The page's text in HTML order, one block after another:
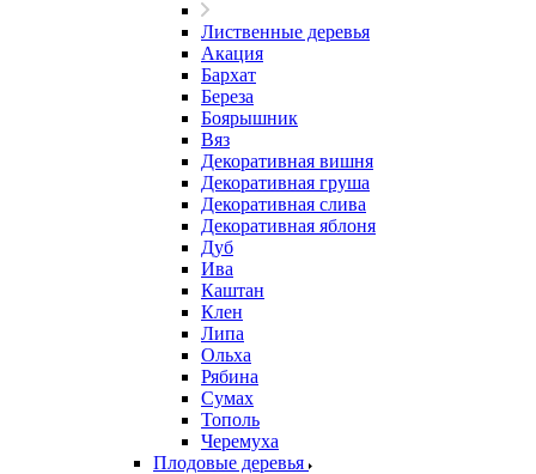
Лиственные деревья
Акация
Бархат
Береза
Боярышник
Вяз
Декоративная вишня
Декоративная груша
Декоративная слива
Декоративная яблоня
Дуб
Ива
Каштан
Клен
Липа
Ольха
Рябина
Сумах
Тополь
Черемуха
Плодовые деревья